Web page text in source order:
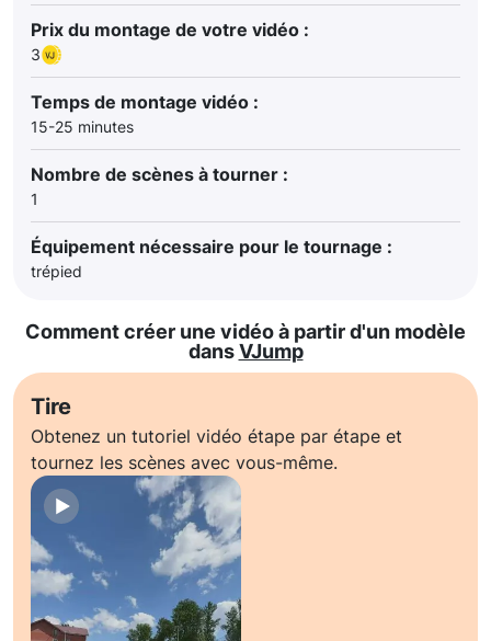
Prix du montage de votre vidéo :
3
Temps de montage vidéo :
15-25 minutes
Nombre de scènes à tourner :
1
Équipement nécessaire pour le tournage :
trépied
Comment créer une vidéo à partir d'un modèle
dansVJump
Tire
Obtenez un tutoriel vidéo étape par étape et
tournez les scènes avec vous-même.